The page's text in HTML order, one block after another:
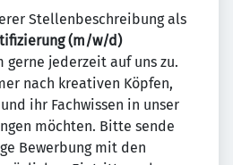
Stellenbeschreibung als
(m/w/d)
jederzeit auf uns zu.
nach kreativen Köpfen,
ihr Fachwissen in unser
möchten. Bitte sende
Bewerbung mit den